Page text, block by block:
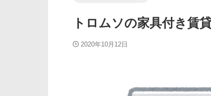
トロムソの家具付き賃
2020年10月12日